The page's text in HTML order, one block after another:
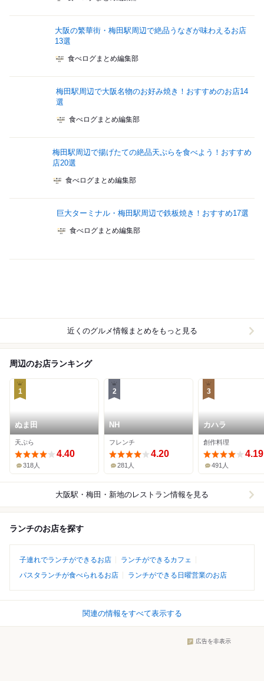
大阪の繁華街・梅田駅周辺で絶品うなぎが味わえるお店
13選
食べログまとめ編集部
梅田駅周辺で大阪名物のお好み焼き！おすすめのお店14
選
食べログまとめ編集部
梅田駅周辺で揚げたての絶品天ぷらを食べよう！おすすめ
店20選
食べログまとめ編集部
巨大ターミナル・梅田駅周辺で鉄板焼き！おすすめ17選
食べログまとめ編集部
近くのグルメ情報まとめをもっと見る
周辺のお店ランキング
1
ぬま田
天ぷら
4.40
318人
2
NH
フレンチ
4.20
281人
3
カハラ
創作料理
4.19
491人
大阪駅・梅田・新地のレストラン情報を見る
ランチのお店を探す
子連れでランチができるお店
ランチができるカフェ
パスタランチが食べられるお店
ランチができる日曜営業のお店
関連の情報をすべて表示する
広告を非表示